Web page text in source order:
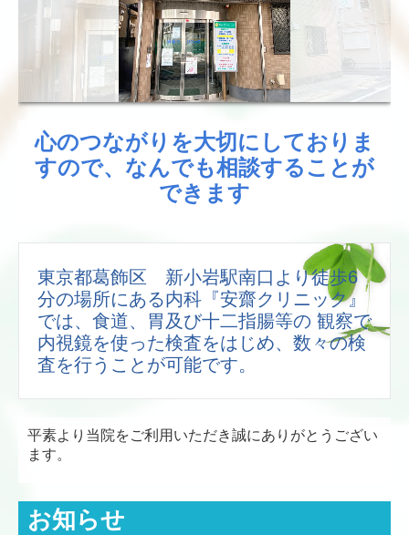
超音波(エコー)検査
予防接種について
健康診断について
交通案内
個人情報保護方針
心のつながりを大切にしておりま
すので、なんでも相談することが
できます
東京都葛飾区 新小岩駅南口より徒歩6
分の場所にある内科『安齋クリニック』
では、食道、胃及び十二指腸等の 観察で
内視鏡を使った検査をはじめ、数々の検
査を行うことが可能です。
平素より当院をご利用いただき誠にありがとうござい
ます。
お知らせ